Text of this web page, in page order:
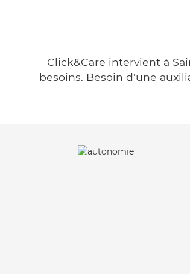
Click&Care intervient à
besoins. Besoin d'une